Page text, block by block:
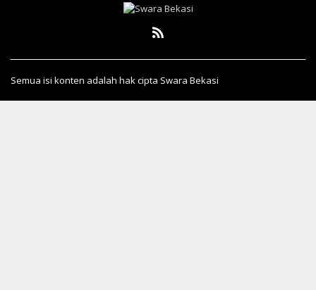
Semua isi konten adalah hak cipta Swara Bekasi